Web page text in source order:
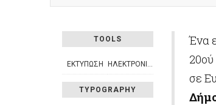
TOOLS
ΕΚΤΎΠΩΣΗ ΗΛΕΚΤΡΟΝΙΚΌ ΤΑΧΥΔΡΟΜΕΊΟ
TYPOGRAPHY
Ένα
σε